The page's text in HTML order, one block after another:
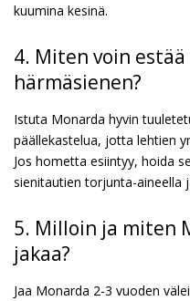
kuumina kesinä.
4. Miten voin
härmäsienen?
Istuta Monarda hyvin
päällekastelua, jotta lehtien
Jos hometta esiintyy, hoida
sienitautien torjunta-aineella
5. Milloin ja miten
jakaa?
Jaa Monarda 2-3 vuoden